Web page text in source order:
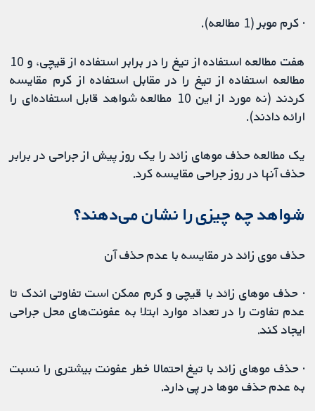
· کرم موبر (1 مطالعه).
هفت مطالعه استفاده از تیغ را در برابر استفاده از قیچی، و 10
مطالعه استفاده از تیغ را در مقابل استفاده از کرم مقایسه
کردند (نه مورد از این 10 مطالعه شواهد قابل استفاده‌ای را
ارائه دادند).
یک مطالعه حذف موهای زائد را یک روز پیش از جراحی در برابر
حذف آنها در روز جراحی مقایسه کرد.
شواهد چه چیزی را نشان می‌دهند؟
حذف موی زائد در مقایسه با عدم حذف آن
· حذف موهای زائد با قیچی و کرم ممکن است تفاوتی اندک تا
عدم تفاوت را در تعداد موارد ابتلا به عفونت‌های محل جراحی
ایجاد کند.
· حذف موهای زائد با تیغ احتمالا خطر عفونت بیشتری را نسبت
به عدم حذف موها در پی دارد.